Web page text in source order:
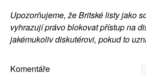
Upozorňujeme, že Britské listy jako
vyhrazují právo blokovat přístup na
jakémukoliv diskutérovi, pokud to
Komentáře